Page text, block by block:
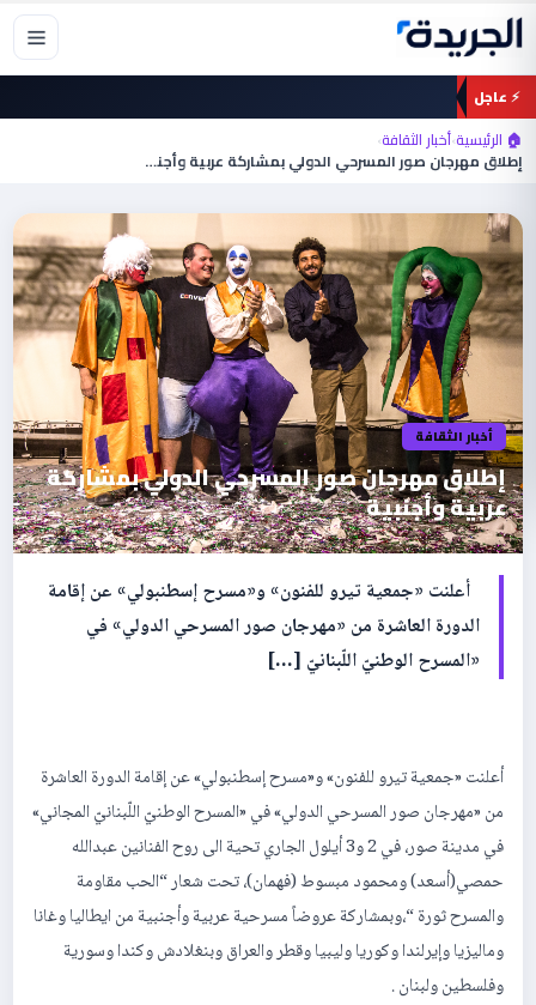
تخطي
المحتوى
⚡ عاجل
🏠 الرئيسية›أخبار الثقافة›
إطلاق مهرجان صور المسرحي الدولي بمشاركة عربية وأجنبية
أخبار الثقافة
إطلاق مهرجان صور المسرحي الدولي بمشاركة
عربية وأجنبية
أعلنت «جمعية تيرو للفنون» و«مسرح إسطنبولي» عن إقامة
الدورة العاشرة من «مهرجان صور المسرحي الدولي» في
«المسرح الوطنيّ اللّبنانيّ […]
أعلنت «جمعية تيرو للفنون» و«مسرح إسطنبولي» عن إقامة الدورة العاشرة
من «مهرجان صور المسرحي الدولي» في «المسرح الوطنيّ اللّبنانيّ المجاني»
في مدينة صور، في 2 و3 أيلول الجاري تحية الى روح الفنانين عبدالله
حمصي(أسعد) ومحمود مبسوط (فهمان)، تحت شعار “الحب مقاومة
والمسرح ثورة “،وبمشاركة عروضاً مسرحية عربية وأجنبية من ايطاليا وغانا
وماليزيا وإيرلندا وكوريا وليبيا وقطر والعراق وبنغلادش وكندا وسورية
وفلسطين ولبنان .